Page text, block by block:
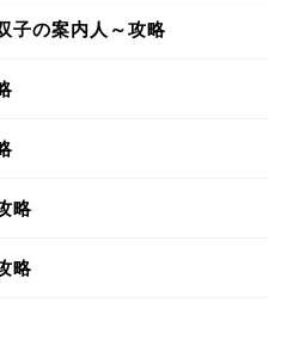
子の案内人～攻略
略
略